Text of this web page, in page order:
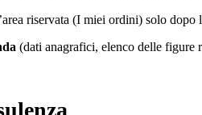
riservata (I miei ordini) solo dopo
(dati anagrafici, elenco delle